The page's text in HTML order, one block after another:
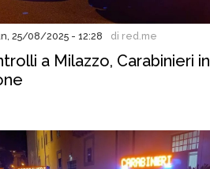
25/08/2025 - 12:28 di red.me
a Milazzo, Carabinieri in